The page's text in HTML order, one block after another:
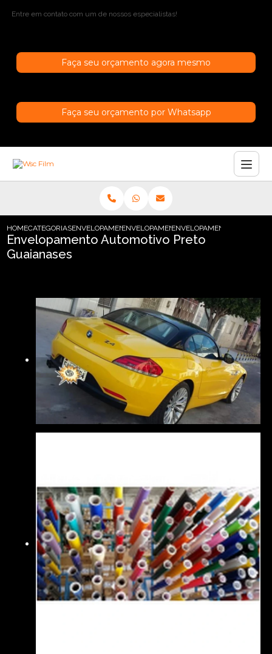
Entre em contato com um de nossos especialistas!
Faça seu orçamento agora mesmo
Faça seu orçamento por Whatsapp
HOMECATEGORIASENVELOPAMENTO AUTOMOTIVO
ENVELOPAMENTO AUTOMOTIVO
ENVELOPAMENTO
Envelopamento Automotivo Preto
Guaianases